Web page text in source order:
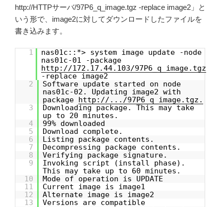
http://HTTPサーバ/97P6_q_image.tgz -replace image2」と
いう形で、image2に対してダウンロードしたファイルを
書き込みます。
1
nas01c::*> system image update -node
nas01c-01 -package
http://172.17.44.103/97P6_q_image.tgz
-replace image2
2
Software update started on node
nas01c-02. Updating image2 with
package http://.../97P6_q_image.tgz.
3
Downloading package. This may take
up to 20 minutes.
4
99% downloaded
5
Download complete.
6
Listing package contents.
7
Decompressing package contents.
8
Verifying package signature.
9
Invoking script (install phase).
This may take up to 60 minutes.
10
Mode of operation is UPDATE
11
Current image is image1
12
Alternate image is image2
13
Versions are compatible